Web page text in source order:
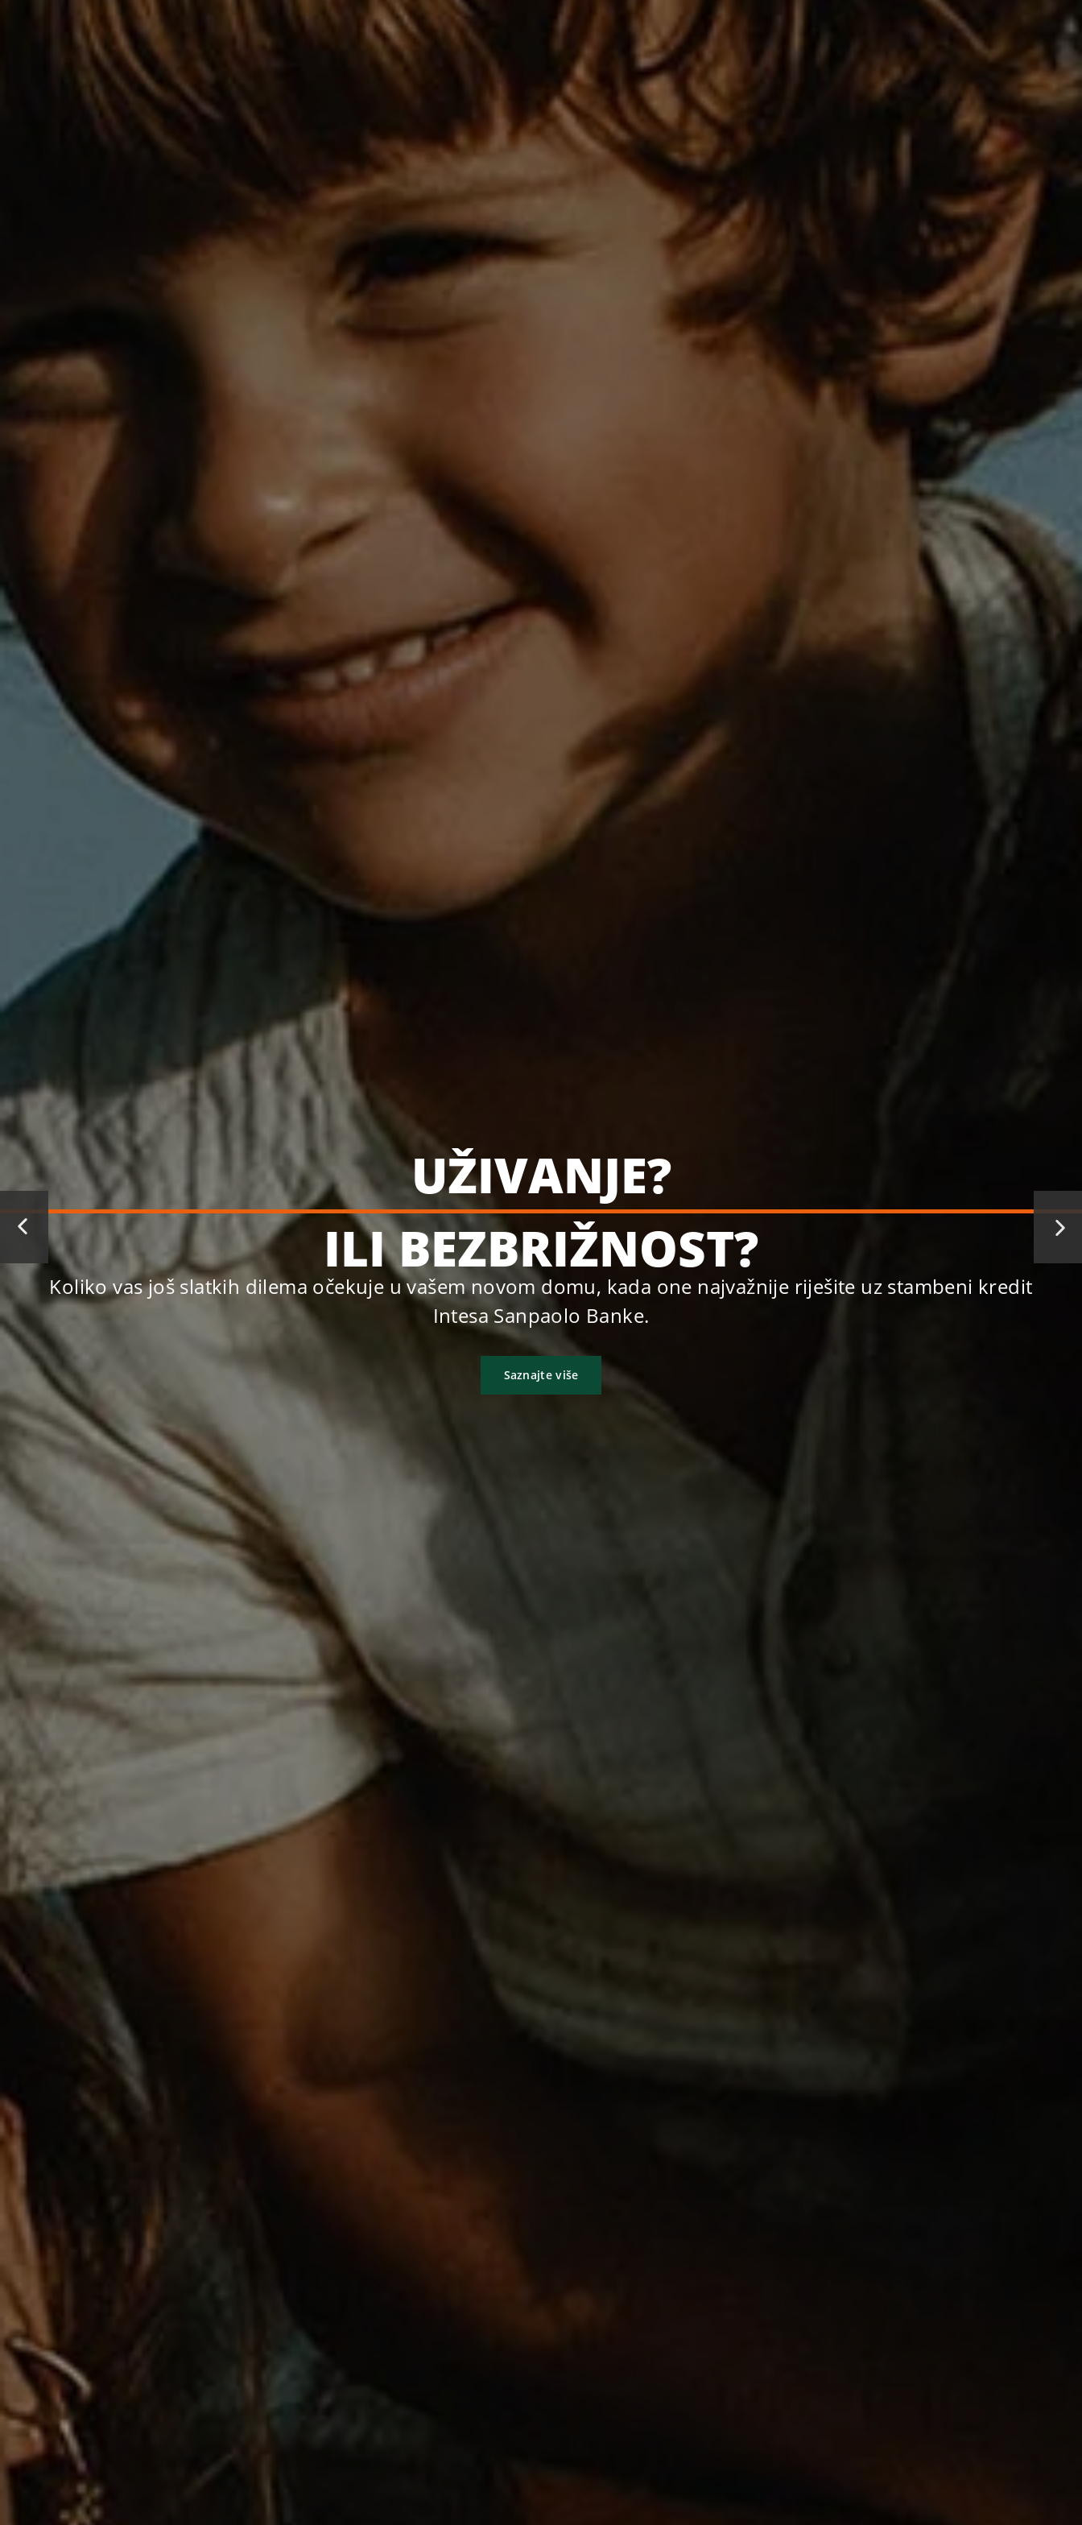
UŽIVANJE?
ILI BEZBRIŽNOST?
Koliko vas još slatkih dilema očekuje u vašem novom domu, kada one najvažnije riješite uz stambeni kredit
Intesa Sanpaolo Banke.
Saznajte više